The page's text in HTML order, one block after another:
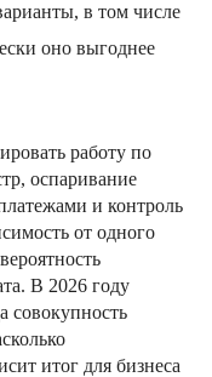
в том числе
оно выгоднее
работу по
оспаривание
и контроль
от одного
В 2026 году
совокупность
итог для бизнеса